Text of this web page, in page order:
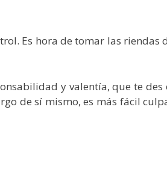
Es hora de tomar las riendas
y valentía, que te
de sí mismo, es más fácil